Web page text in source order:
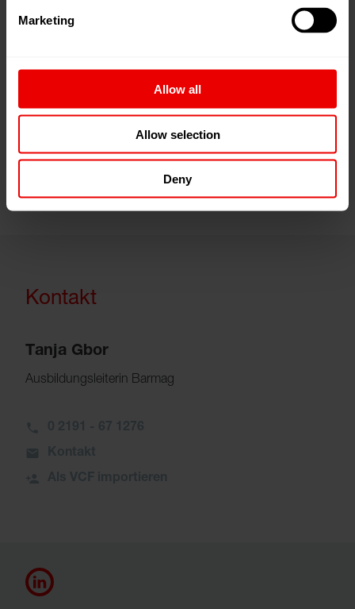
Marketing
Allow all
Allow selection
Deny
hier bewerben für das aktuelle Jahr
Kontakt
Tanja Gbor
Ausbildungsleiterin Barmag